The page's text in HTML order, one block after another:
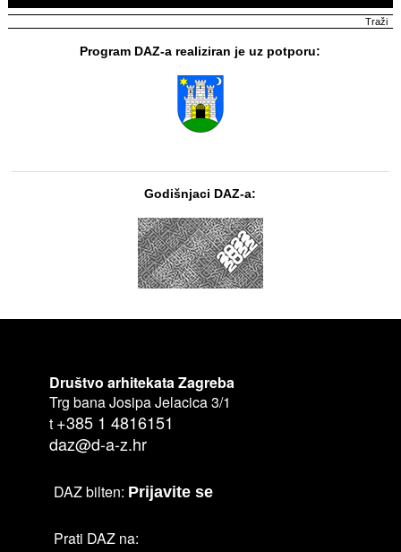
Program DAZ-a realiziran je uz potporu:
Godišnjaci DAZ-a:
Društvo arhitekata Zagreba
Trg bana Josipa Jelacica 3/1
t +385 1 4816151
daz@d-a-z.hr
DAZ bilten: Prijavite se
Prati DAZ na: